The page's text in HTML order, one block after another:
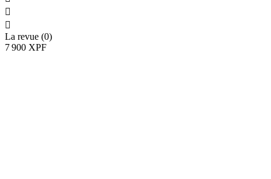


La revue (0)
7 900 XPF